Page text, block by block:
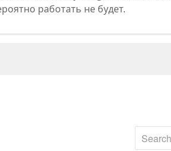
работать не будет.